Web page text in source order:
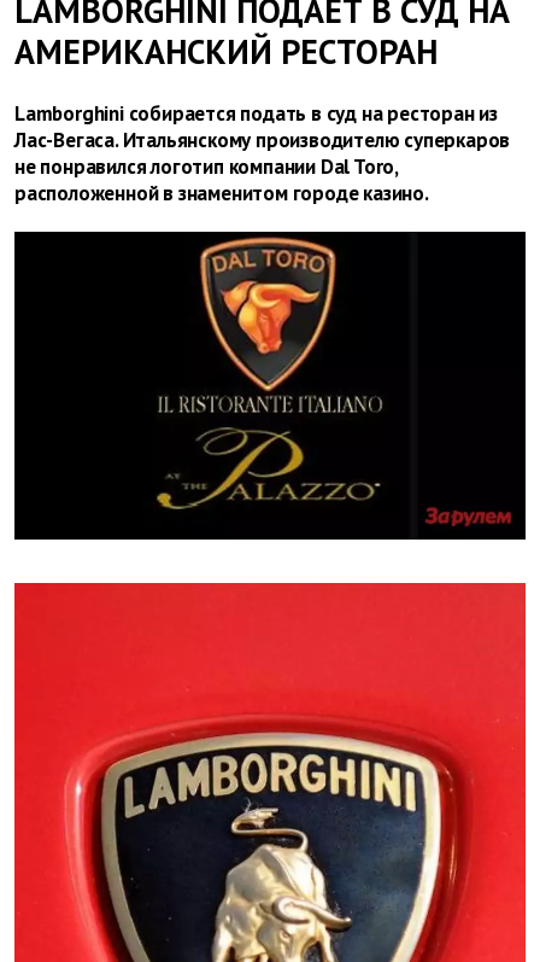
LAMBORGHINI ПОДАЕТ В СУД НА
АМЕРИКАНСКИЙ РЕСТОРАН
Lamborghini собирается подать в суд на ресторан из
Лас-Вегаса. Итальянскому производителю суперкаров
не понравился логотип компании Dal Toro,
расположенной в знаменитом городе казино.